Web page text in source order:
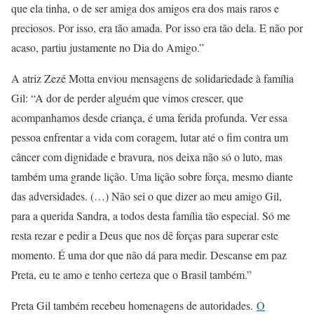
que ela tinha, o de ser amiga dos amigos era dos mais raros e
preciosos. Por isso, era tão amada. Por isso era tão dela. E não por
acaso, partiu justamente no Dia do Amigo.”
A atriz Zezé Motta enviou mensagens de solidariedade à família
Gil: “A dor de perder alguém que vimos crescer, que
acompanhamos desde criança, é uma ferida profunda. Ver essa
pessoa enfrentar a vida com coragem, lutar até o fim contra um
câncer com dignidade e bravura, nos deixa não só o luto, mas
também uma grande lição. Uma lição sobre força, mesmo diante
das adversidades. (…) Não sei o que dizer ao meu amigo Gil,
para a querida Sandra, a todos desta família tão especial. Só me
resta rezar e pedir a Deus que nos dê forças para superar este
momento. É uma dor que não dá para medir. Descanse em paz
Preta, eu te amo e tenho certeza que o Brasil também.”
Preta Gil também recebeu homenagens de autoridades. O